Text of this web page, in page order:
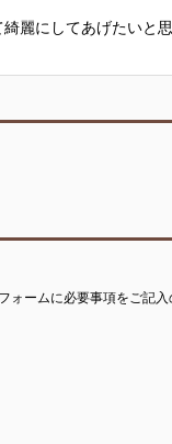
麗にしてあげたいと思
ームに必要事項をご記入